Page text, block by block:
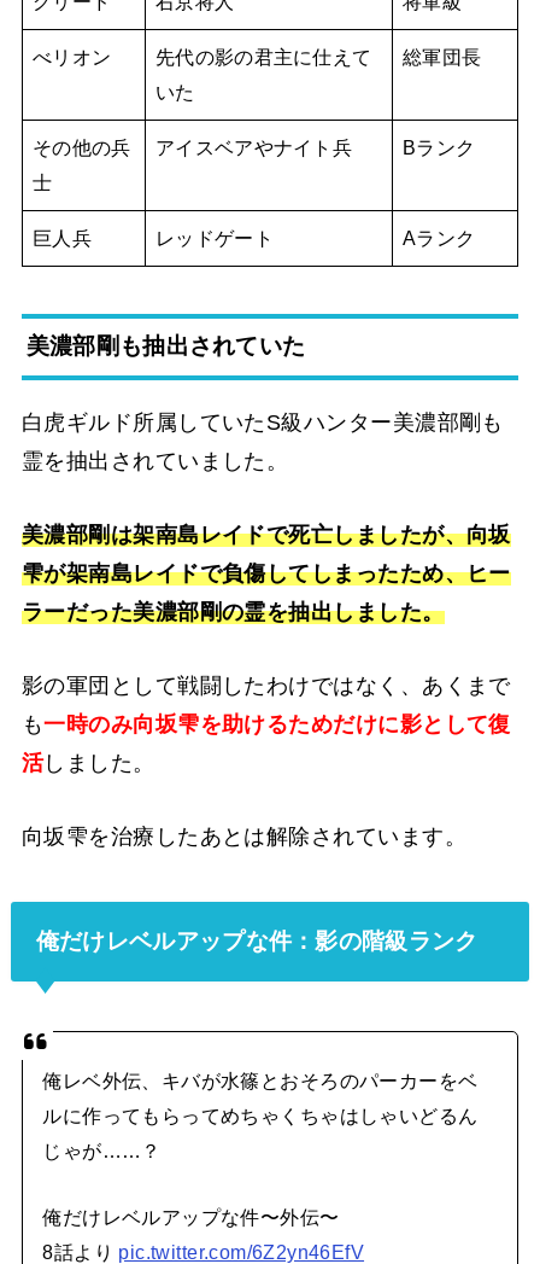
べリオン
先代の影の君主に仕えて
いた
総軍団長
その他の兵
士
アイスベアやナイト兵 Bランク
巨人兵 レッドゲート Aランク
美濃部剛も抽出されていた
白虎ギルド所属していたS級ハンター美濃部剛も
霊を抽出されていました。
美濃部剛は架南島レイドで死亡しましたが、向坂
雫が架南島レイドで負傷してしまったため、ヒー
ラーだった美濃部剛の霊を抽出しました。
影の軍団として戦闘したわけではなく、あくまで
も一時のみ向坂雫を助けるためだけに影として復
活しました。
向坂雫を治療したあとは解除されています。
俺だけレベルアップな件：影の階級ランク
俺レベ外伝、キバが水篠とおそろのパーカーをベ
ルに作ってもらってめちゃくちゃはしゃいどるん
じゃが……？
俺だけレベルアップな件〜外伝〜
8話より pic.twitter.com/6Z2yn46EfV